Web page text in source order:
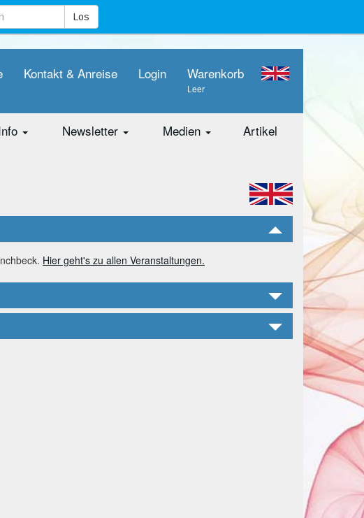
Kontakt & Anreise Login Warenkorb
Leer
Newsletter Medien Artikel
Hier geht's zu allen Veranstaltungen.